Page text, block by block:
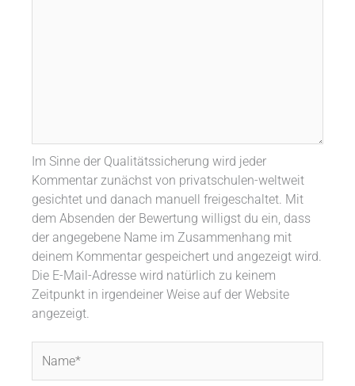
Im Sinne der Qualitätssicherung wird jeder
Kommentar zunächst von privatschulen-weltweit
gesichtet und danach manuell freigeschaltet. Mit
dem Absenden der Bewertung willigst du ein, dass
der angegebene Name im Zusammenhang mit
deinem Kommentar gespeichert und angezeigt wird.
Die E-Mail-Adresse wird natürlich zu keinem
Zeitpunkt in irgendeiner Weise auf der Website
angezeigt.